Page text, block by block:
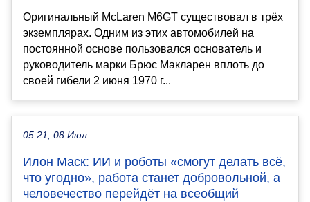
Оригинальный McLaren M6GT существовал в трёх
экземплярах. Одним из этих автомобилей на
постоянной основе пользовался основатель и
руководитель марки Брюс Макларен вплоть до
своей гибели 2 июня 1970 г...
05:21, 08 Июл
Илон Маск: ИИ и роботы «смогут делать всё,
что угодно», работа станет добровольной, а
человечество перейдёт на всеобщий